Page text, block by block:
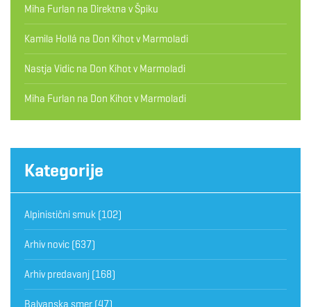
Miha Furlan na Direktna v Špiku
Kamila Hollá na Don Kihot v Marmoladi
Nastja Vidic na Don Kihot v Marmoladi
Miha Furlan na Don Kihot v Marmoladi
Kategorije
Alpinistični smuk (102)
Arhiv novic (637)
Arhiv predavanj (168)
Balvanska smer (47)